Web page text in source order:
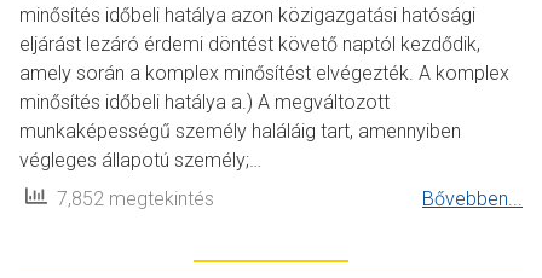
minősítés időbeli hatálya azon közigazgatási hatósági
eljárást lezáró érdemi döntést követő naptól kezdődik,
amely során a komplex minősítést elvégezték. A komplex
minősítés időbeli hatálya a.) A megváltozott
munkaképességű személy haláláig tart, amennyiben
végleges állapotú személy;…
7,852 megtekintés
Bővebben...